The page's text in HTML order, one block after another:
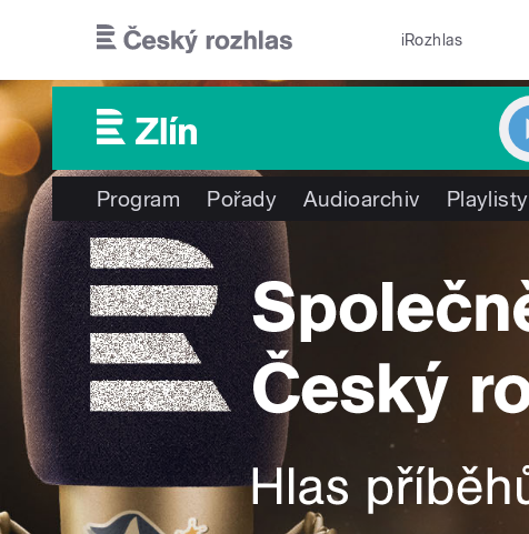
iRozhlas
Program Pořady Audioarchiv Playlisty